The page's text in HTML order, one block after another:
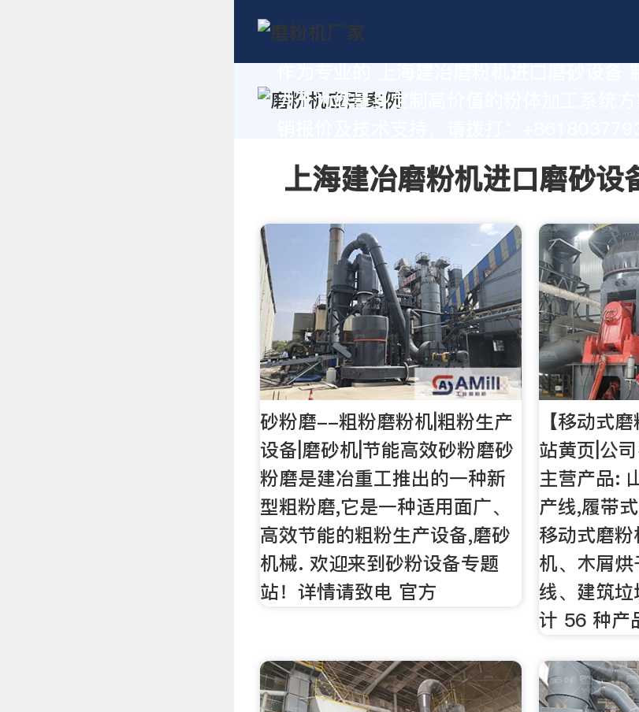
力于为您量身定制高价值的粉体加工系统方
上海建冶磨粉机进口磨砂设
砂粉磨--粗粉磨粉机|粗粉生产
设备|磨砂机|节能高效砂粉磨砂
粉磨是建冶重工推出的一种新
型粗粉磨,它是一种适用面广、
高效节能的粗粉生产设备,磨砂
机械. 欢迎来到砂粉设备专题
站！详情请致电 官方
【移动式
站黄页|公
主营产品:
产线,履带
移动式磨
机、木屑
线、建筑
计 56 种产